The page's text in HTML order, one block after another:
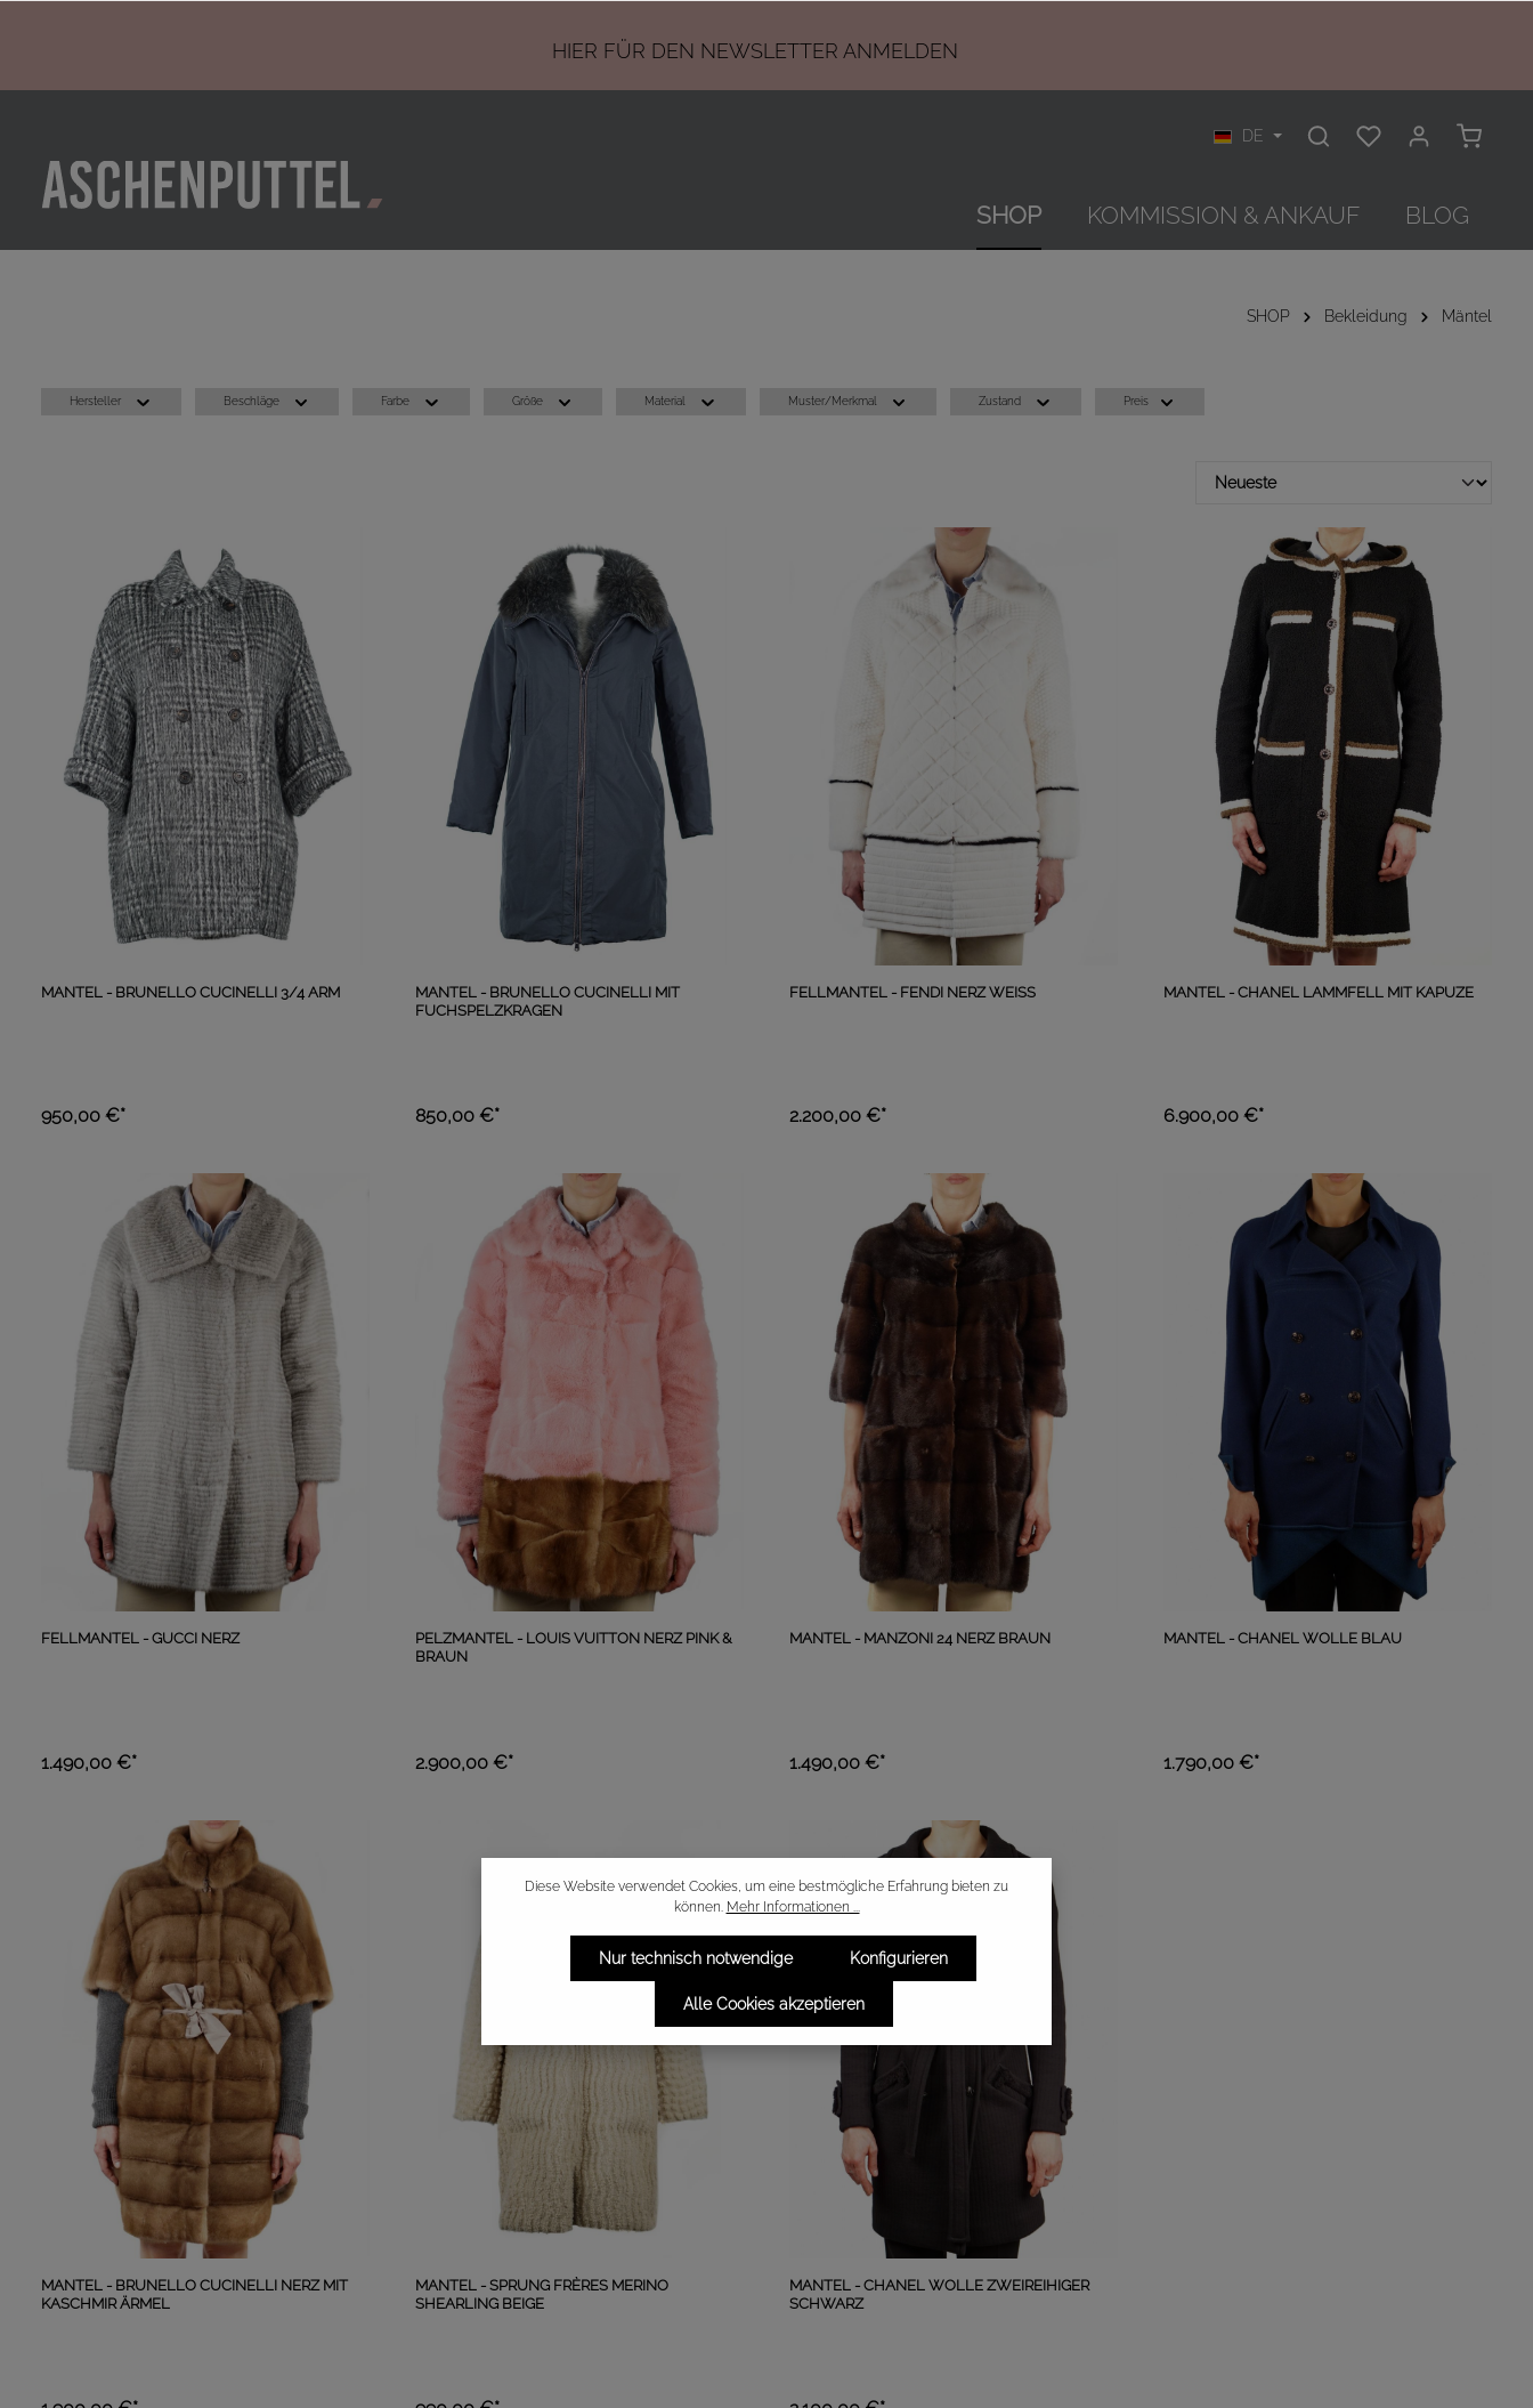
HIER FÜR DEN NEWSLETTER ANMELDEN
DE
SHOP KOMMISSION & ANKAUF BLOG
SHOP Bekleidung Mäntel
Hersteller Beschläge Farbe Größe Material Muster/Merkmal Zustand Preis
MANTEL - BRUNELLO CUCINELLI 3/4 ARM
950,00 €*
MANTEL - BRUNELLO CUCINELLI MIT
FUCHSPELZKRAGEN
850,00 €*
FELLMANTEL - FENDI NERZ WEISS
2.200,00 €*
MANTEL - CHANEL LAMMFELL MIT KAPUZE
6.900,00 €*
FELLMANTEL - GUCCI NERZ
1.490,00 €*
PELZMANTEL - LOUIS VUITTON NERZ PINK &
BRAUN
2.900,00 €*
MANTEL - MANZONI 24 NERZ BRAUN
1.490,00 €*
MANTEL - CHANEL WOLLE BLAU
1.790,00 €*
MANTEL - BRUNELLO CUCINELLI NERZ MIT
KASCHMIR ÄRMEL
MANTEL - SPRUNG FRÈRES MERINO
SHEARLING BEIGE
MANTEL - CHANEL WOLLE ZWEIREIHIGER
SCHWARZ
Diese Website verwendet Cookies, um eine bestmögliche Erfahrung bieten zu
können. Mehr Informationen ...
Nur technisch notwendige Konfigurieren
Alle Cookies akzeptieren